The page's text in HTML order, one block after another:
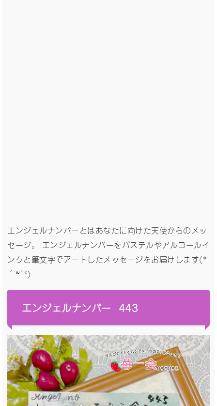
エンジェルナンバーとはあなたに向けた天使からのメッ
セージ。 エンジェルナンバーをパステルやアルコールイ
ンクと筆文字でアートしたメッセージをお届けします(*
´꒳`*)
エンジェルナンバー 443